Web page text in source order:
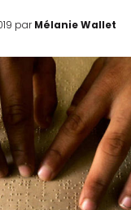
parMélanie Wallet